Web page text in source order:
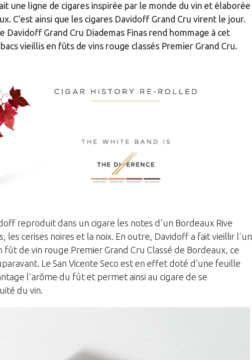
une ligne de cigares inspirée par le monde du vin et élaborée
C'est ainsi que les cigares Davidoff Grand Cru virent le jour.
Davidoff Grand Cru Diademas Finas rend hommage à cet
vieillis en fûts de vins rouge classés Premier Grand Cru.
reproduit dans un cigare les notes d'un Bordeaux Rive
les cerises noires et la noix. En outre, Davidoff a fait vieillir l'un
fût de vin rouge Premier Grand Cru Classé de Bordeaux, ce
Le San Vicente Seco est en effet doté d’une feuille
l'arôme du fût et permet ainsi au cigare de se
du vin.